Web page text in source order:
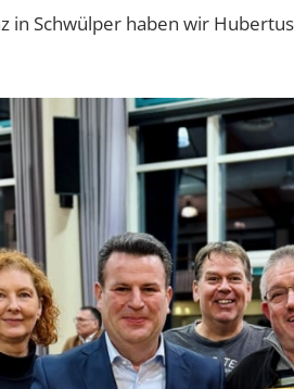
in Schwülper haben wir